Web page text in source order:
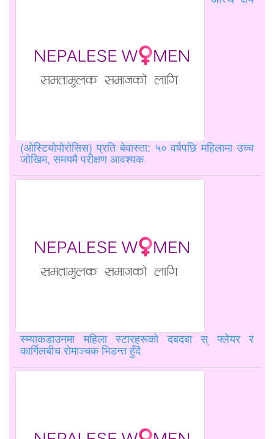
(ओस्टियोपोरोसिस) प्रति बेवास्ता: ५० वर्षपछि महिलामा उच्च
जोखिम, समयमै परीक्षण आवश्यक
स्म्याकडाउनमा महिला स्टारहरूको दबदबा स् फ्लेयर र
कार्गिलबीच रोमाञ्चक भिडन्त हुँदै